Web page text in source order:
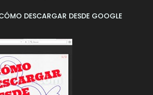
DESCARGAR DESDE GOOGLE